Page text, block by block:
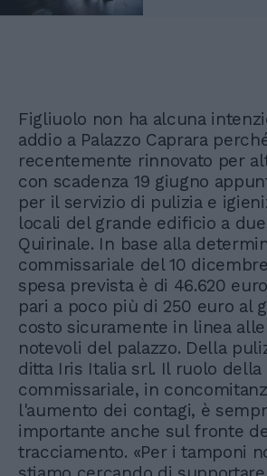
Figliuolo non ha alcuna
addio a Palazzo Caprara
recentemente rinnovato per
con scadenza 19 giugno
per il servizio di pulizia e
locali del grande edificio a
Quirinale. In base alla
commissariale del 10
spesa prevista è di 46.620
pari a poco più di 250 euro al
costo sicuramente in linea
notevoli del palazzo. Della
ditta Iris Italia srl. Il ruolo
commissariale, in
l'aumento dei contagi, è
importante anche sul fronte
tracciamento. «Per i tamponi